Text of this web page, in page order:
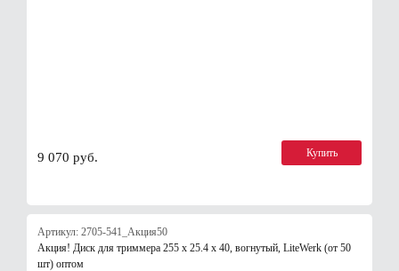
9 070 руб. Купить
Артикул: 2705-541_Акция50
Акция! Диск для триммера 255 х 25.4 х 40, вогнутый, LiteWerk (от 50
шт) оптом